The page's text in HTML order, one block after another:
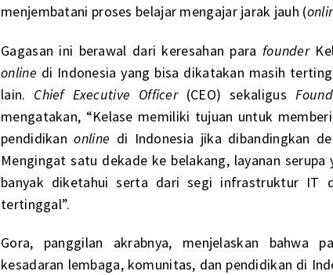
menjembatani proses belajar mengajar jarak jauh (
Gagasan ini berawal dari keresahan para founder
online di Indonesia yang bisa dikatakan masih
lain. Chief Executive Officer (CEO) sekaligus
mengatakan, “Kelase memiliki tujuan untuk
pendidikanonline di Indonesia jika dibandingkan
Mengingat satu dekade ke belakang, layanan serupa
banyak diketahui serta dari segi infrastruktur IT
tertinggal”.
Gora, panggilan akrabnya, menjelaskan bahwa
kesadaran lembaga, komunitas, dan pendidikan di